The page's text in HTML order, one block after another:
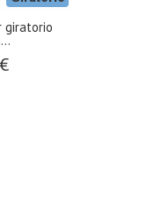
giratorio